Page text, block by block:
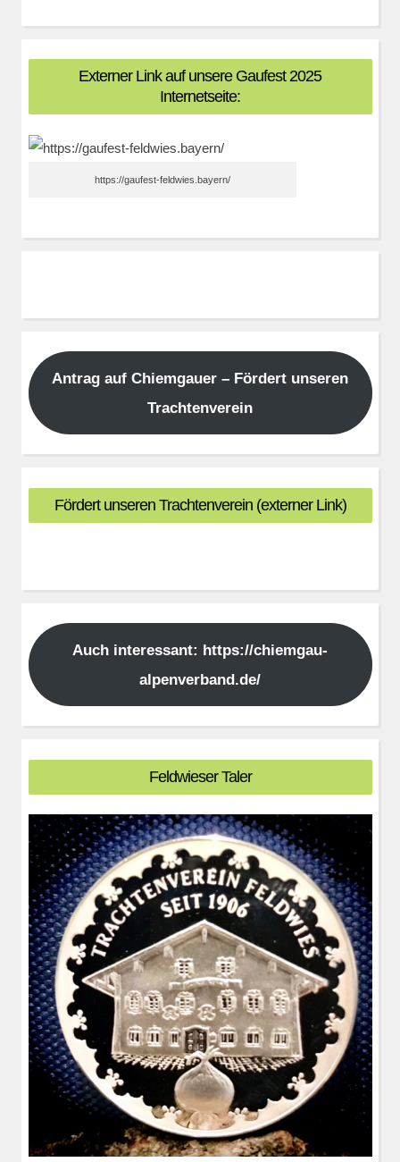
Externer Link auf unsere Gaufest 2025
Internetseite:
https://gaufest-feldwies.bayern/
Antrag auf Chiemgauer – Fördert unseren
Trachtenverein
Fördert unseren Trachtenverein (externer Link)
Auch interessant: https://chiemgau-
alpenverband.de/
Feldwieser Taler